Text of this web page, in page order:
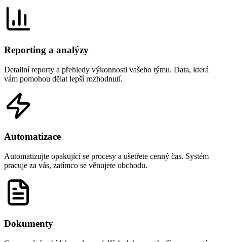
Reporting a analýzy
Detailní reporty a přehledy výkonnosti vašeho týmu. Data, která
vám pomohou dělat lepší rozhodnutí.
Automatizace
Automatizujte opakující se procesy a ušetřete cenný čas. Systém
pracuje za vás, zatímco se věnujete obchodu.
Dokumenty